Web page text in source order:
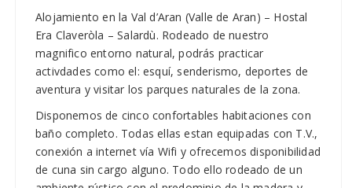
Alojamiento en la Val d’Aran (Valle de Aran) – Hostal
Era Claveròla – Salardù. Rodeado de nuestro
magnifico entorno natural, podrás practicar
activdades como el: esquí, senderismo, deportes de
aventura y visitar los parques naturales de la zona.
Disponemos de cinco confortables habitaciones con
baño completo. Todas ellas estan equipadas con T.V.,
conexión a internet vía Wifi y ofrecemos disponibilidad
de cuna sin cargo alguno. Todo ello rodeado de un